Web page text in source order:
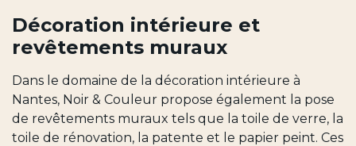
Décoration intérieure et
revêtements muraux
Dans le domaine de la décoration intérieure à
Nantes, Noir & Couleur propose également la pose
de revêtements muraux tels que la toile de verre, la
toile de rénovation, la patente et le papier peint. Ces